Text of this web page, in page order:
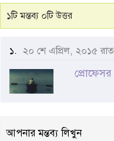
১টি মন্তব্য ০টি উত্তর
১. ২০ শে এপ্রিল, ২০১৫
প্রোফেসর
আপনার মন্তব্য লিখুন